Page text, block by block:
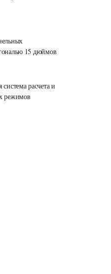
15 дюймов
расчета и
режимов